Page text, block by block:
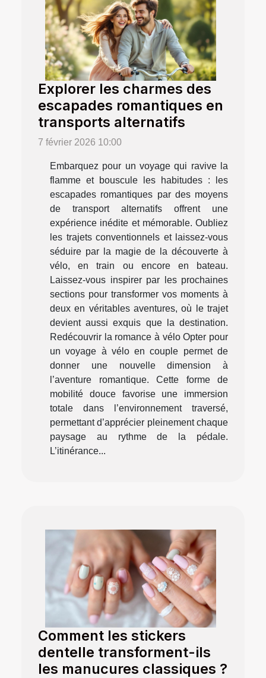
Explorer les charmes des
escapades romantiques en
transports alternatifs
7 février 2026 10:00
Embarquez pour un voyage qui ravive la
flamme et bouscule les habitudes : les
escapades romantiques par des moyens
de transport alternatifs offrent une
expérience inédite et mémorable. Oubliez
les trajets conventionnels et laissez-vous
séduire par la magie de la découverte à
vélo, en train ou encore en bateau.
Laissez-vous inspirer par les prochaines
sections pour transformer vos moments à
deux en véritables aventures, où le trajet
devient aussi exquis que la destination.
Redécouvrir la romance à vélo Opter pour
un voyage à vélo en couple permet de
donner une nouvelle dimension à
l’aventure romantique. Cette forme de
mobilité douce favorise une immersion
totale dans l’environnement traversé,
permettant d’apprécier pleinement chaque
paysage au rythme de la pédale.
L’itinérance...
Comment les stickers
dentelle transforment-ils
les manucures classiques ?